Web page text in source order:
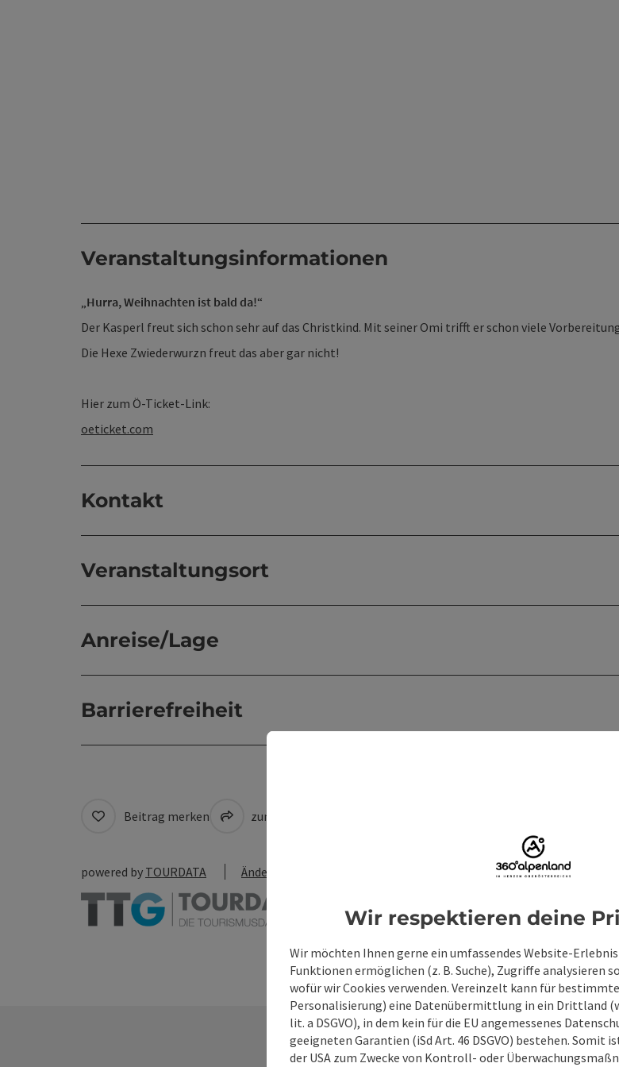
Veranstaltungsinformationen
„Hurra, Weihnachten ist bald da!“
Der Kasperl freut sich schon sehr auf das Christkind. Mit seiner Omi trifft er schon viele
Die Hexe Zwiederwurzn freut das aber gar nicht!
Hier zum Ö-Ticket-Link:
oeticket.com
Kontakt
Veranstaltungsort
Anreise/Lage
Barrierefreiheit
Beitrag merken zum Merkzettel
powered by TOURDATA Änderung vorschlagen
Wir respektieren deine
Wir möchten Ihnen gerne ein umfassendes Website-
Funktionen ermöglichen (z. B. Suche), Zugriffe analysieren
wofür wir Cookies verwenden. Vereinzelt kann für
Personalisierung) eine Datenübermittlung in ein Drittland
lit. a DSGVO), in dem kein für die EU angemessenes
geeigneten Garantien (iSd Art. 46 DSGVO) bestehen. Somit
der USA zum Zwecke von Kontroll- oder